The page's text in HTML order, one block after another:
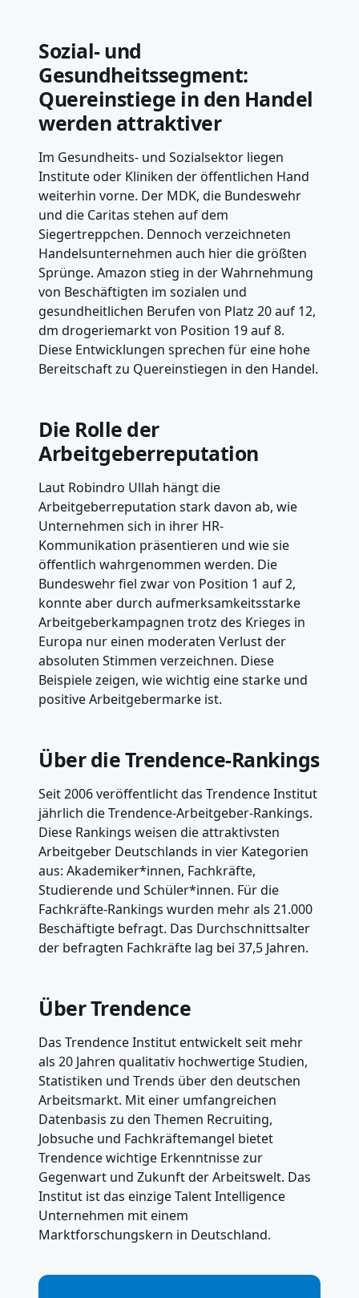
Sozial- und
Gesundheitssegment:
Quereinstiege in den Handel
werden attraktiver
Im Gesundheits- und Sozialsektor liegen
Institute oder Kliniken der öffentlichen Hand
weiterhin vorne. Der MDK, die Bundeswehr
und die Caritas stehen auf dem
Siegertreppchen. Dennoch verzeichneten
Handelsunternehmen auch hier die größten
Sprünge. Amazon stieg in der Wahrnehmung
von Beschäftigten im sozialen und
gesundheitlichen Berufen von Platz 20 auf 12,
dm drogeriemarkt von Position 19 auf 8.
Diese Entwicklungen sprechen für eine hohe
Bereitschaft zu Quereinstiegen in den Handel.
Die Rolle der
Arbeitgeberreputation
Laut Robindro Ullah hängt die
Arbeitgeberreputation stark davon ab, wie
Unternehmen sich in ihrer HR-
Kommunikation präsentieren und wie sie
öffentlich wahrgenommen werden. Die
Bundeswehr fiel zwar von Position 1 auf 2,
konnte aber durch aufmerksamkeitsstarke
Arbeitgeberkampagnen trotz des Krieges in
Europa nur einen moderaten Verlust der
absoluten Stimmen verzeichnen. Diese
Beispiele zeigen, wie wichtig eine starke und
positive Arbeitgebermarke ist.
Über die Trendence-Rankings
Seit 2006 veröffentlicht das Trendence Institut
jährlich die Trendence-Arbeitgeber-Rankings.
Diese Rankings weisen die attraktivsten
Arbeitgeber Deutschlands in vier Kategorien
aus: Akademiker*innen, Fachkräfte,
Studierende und Schüler*innen. Für die
Fachkräfte-Rankings wurden mehr als 21.000
Beschäftigte befragt. Das Durchschnittsalter
der befragten Fachkräfte lag bei 37,5 Jahren.
Über Trendence
Das Trendence Institut entwickelt seit mehr
als 20 Jahren qualitativ hochwertige Studien,
Statistiken und Trends über den deutschen
Arbeitsmarkt. Mit einer umfangreichen
Datenbasis zu den Themen Recruiting,
Jobsuche und Fachkräftemangel bietet
Trendence wichtige Erkenntnisse zur
Gegenwart und Zukunft der Arbeitswelt. Das
Institut ist das einzige Talent Intelligence
Unternehmen mit einem
Marktforschungskern in Deutschland.